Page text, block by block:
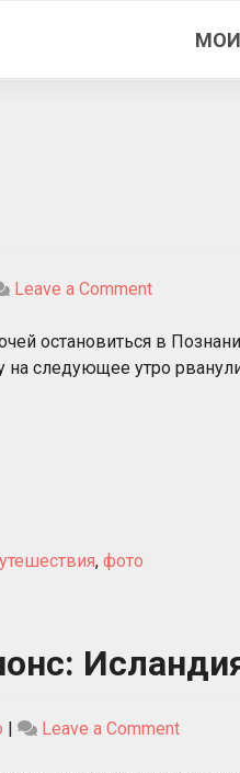
Leave a Commenton
о
Познани
остановиться в
на следующее утро
, фото
Leave a Commenton